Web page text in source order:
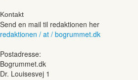
Kontakt
Send en mail til redaktionen her
redaktionen / at / bogrummet.dk
Postadresse:
Bogrummet.dk
Dr. Louisesvej 1